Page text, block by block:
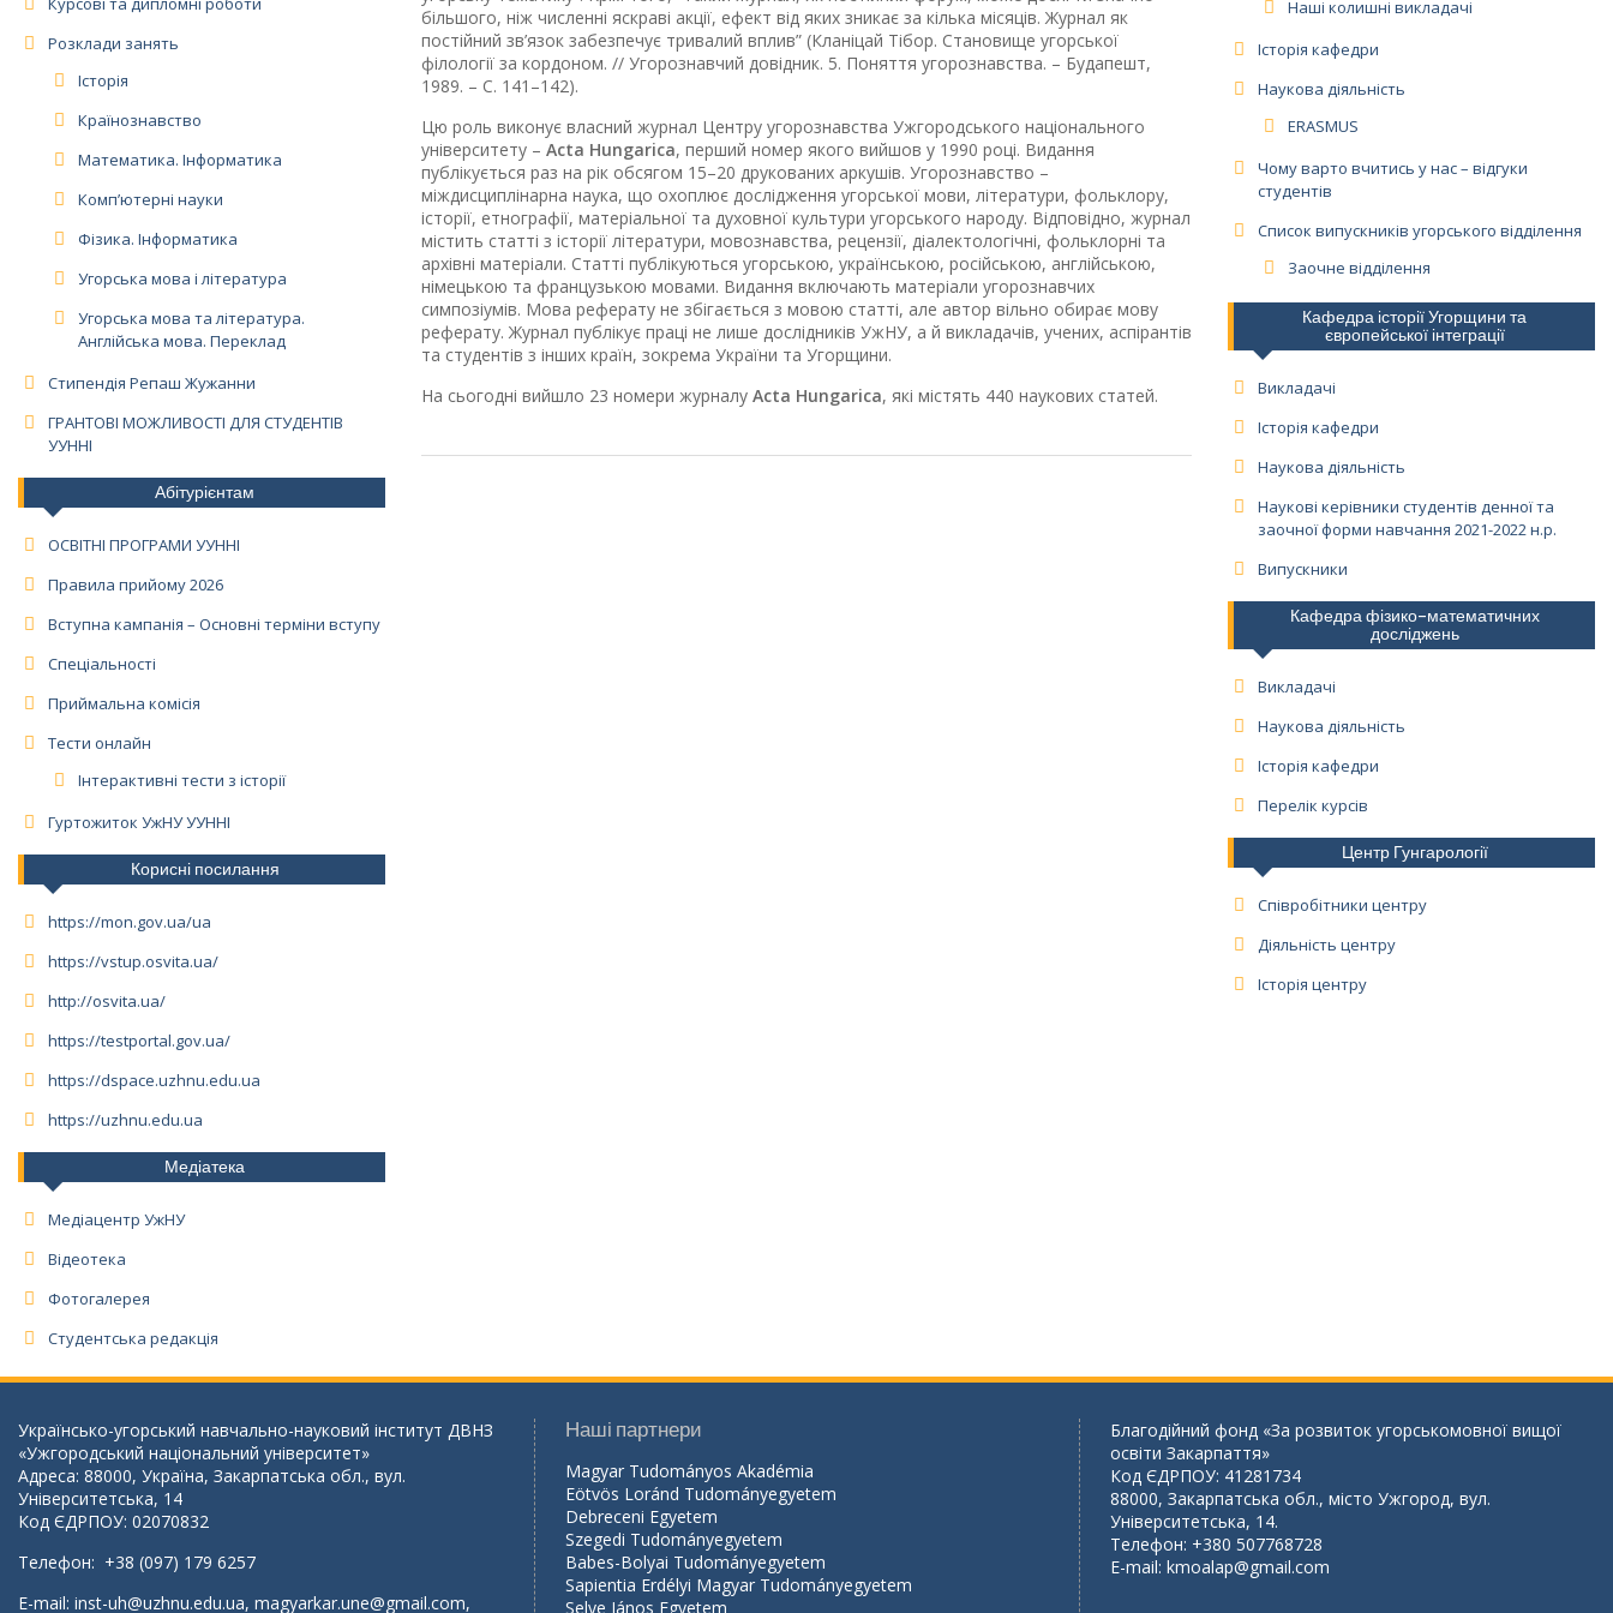
більшого, ніж численні яскраві акції, ефект від яких зникає за кілька місяців. Журнал як
постійний зв’язок забезпечує тривалий вплив” (Кланіцай Тібор. Становище угорської
філології за кордоном. // Угорознавчий довідник. 5. Поняття угорознавства. – Будапешт,
1989. – С. 141–142).
Цю роль виконує власний журнал Центру угорознавства Ужгородського національного
університету – Acta Hungarica, перший номер якого вийшов у 1990 році. Видання
публікується раз на рік обсягом 15–20 друкованих аркушів. Угорознавство –
міждисциплінарна наука, що охоплює дослідження угорської мови, літератури, фольклору,
історії, етнографії, матеріальної та духовної культури угорського народу. Відповідно, журнал
містить статті з історії літератури, мовознавства, рецензії, діалектологічні, фольклорні та
архівні матеріали. Статті публікуються угорською, українською, російською, англійською,
німецькою та французькою мовами. Видання включають матеріали угорознавчих
симпозіумів. Мова реферату не збігається з мовою статті, але автор вільно обирає мову
реферату. Журнал публікує праці не лише дослідників УжНУ, а й викладачів, учених, аспірантів
та студентів з інших країн, зокрема України та Угорщини.
На сьогодні вийшло 23 номери журналу Acta Hungarica, які містять 440 наукових статей.
Наші колишні викладачі
Історія кафедри
Наукова діяльність
ERASMUS
Чому варто вчитись у нас – відгуки
студентів
Список випускників угорського відділення
Заочне відділення
Кафедра історії Угорщини та
європейської інтеграції
Викладачі
Історія кафедри
Наукова діяльність
Наукові керівники студентів денної та
заочної форми навчання 2021-2022 н.р.
Випускники
Кафедра фізико-математичних
досліджень
Викладачі
Наукова діяльність
Історія кафедри
Перелік курсів
Центр Гунгарології
Співробітники центру
Діяльність центру
Історія центру
Розклади занять
Історія
Країнознавство
Математика. Інформатика
Комп’ютерні науки
Фізика. Інформатика
Угорська мова і література
Угорська мова та література.
Англійська мова. Переклад
Стипендія Репаш Жужанни
ГРАНТОВІ МОЖЛИВОСТІ ДЛЯ СТУДЕНТІВ
УУННІ
Абітурієнтам
ОСВІТНІ ПРОГРАМИ УУННІ
Правила прийому 2026
Вступна кампанія – Основні терміни вступу
Спеціальності
Приймальна комісія
Тести онлайн
Інтерактивні тести з історії
Гуртожиток УжНУ УУННІ
Корисні посилання
https://mon.gov.ua/ua
https://vstup.osvita.ua/
http://osvita.ua/
https://testportal.gov.ua/
https://dspace.uzhnu.edu.ua
https://uzhnu.edu.ua
Медіатека
Медіацентр УжНУ
Відеотека
Фотогалерея
Студентська редакція
Українсько-угорський навчально-науковий інститут ДВНЗ
«Ужгородський національний університет»
Адреса: 88000, Україна, Закарпатська обл., вул.
Університетська, 14
Код ЄДРПОУ: 02070832
Телефон: +38 (097) 179 6257
E-mail: inst-uh@uzhnu.edu.ua, magyarkar.une@gmail.com,
Наші партнери
Magyar Tudományos Akadémia
Eötvös Loránd Tudományegyetem
Debreceni Egyetem
Szegedi Tudományegyetem
Babes-Bolyai Tudományegyetem
Sapientia Erdélyi Magyar Tudományegyetem
Selye János Egyetem
Благодійний фонд «За розвиток угорськомовної вищої
освіти Закарпаття»
Код ЄДРПОУ: 41281734
88000, Закарпатська обл., місто Ужгород, вул.
Університетська, 14.
Телефон: +380 507768728
E-mail:kmoalap@gmail.com